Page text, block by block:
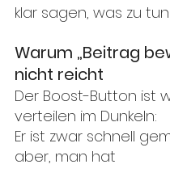
klar sagen, was zu tun
Warum „Beitrag
nicht reicht
Der Boost-Button ist
verteilen im Dunkeln:
Er ist zwar schnell
aber, man hat